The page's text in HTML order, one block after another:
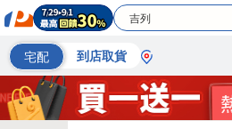
宅配 到店取貨